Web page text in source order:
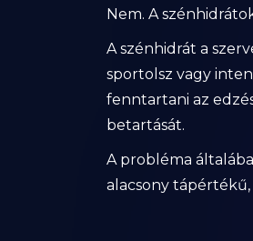
Nem. A
A szénhidrát a
sportolsz vagy
fenntartani az
betartását.
A probléma
alacsony